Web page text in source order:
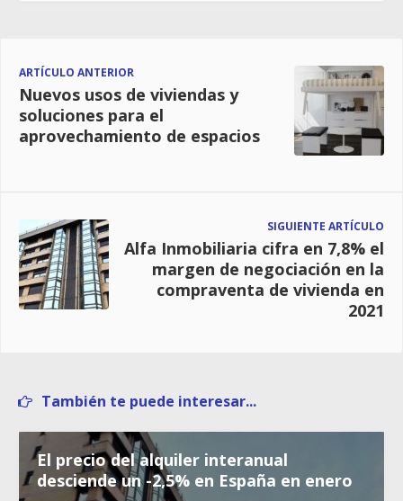
ARTÍCULO ANTERIOR
Nuevos usos de viviendas y
soluciones para el
aprovechamiento de espacios
SIGUIENTE ARTÍCULO
Alfa Inmobiliaria cifra en 7,8% el
margen de negociación en la
compraventa de vivienda en
2021
También te puede interesar...
El precio del alquiler interanual
desciende un -2,5% en España en enero